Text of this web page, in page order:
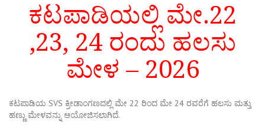
ಕಟಪಾಡಿಯಲ್ಲಿ ಮೇ.22
,23, 24 ರಂದು ಹಲಸು
ಮೇಳ – 2026
ಕಟಪಾಡಿಯ SVS ಕ್ರೀಡಾಂಗಣದಲ್ಲಿ ಮೇ 22 ರಿಂದ ಮೇ 24 ರವರೆಗೆ ಹಲಸು ಮತ್ತು
ಹಣ್ಣು ಮೇಳವನ್ನು ಆಯೋಜಿಸಲಾಗಿದೆ.